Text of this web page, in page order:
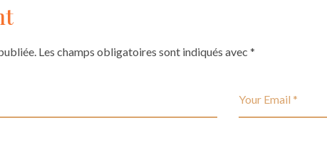
Les champs obligatoires sont indiqués avec *